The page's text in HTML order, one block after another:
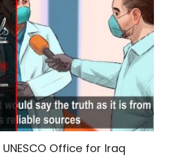
Office for Iraq